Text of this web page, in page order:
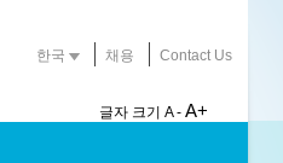
한국 채용 Contact Us
글자 크기 A - A+